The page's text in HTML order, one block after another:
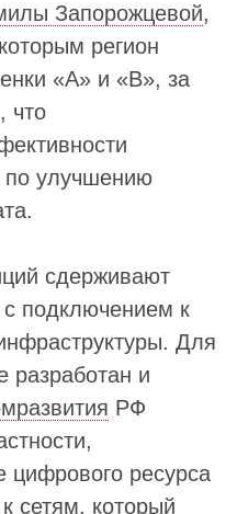
Запорожцевой,
регион
«А» и «В», за
что
улучшению
сдерживают
с подключением к
Для
разработан и
РФ
цифрового ресурса
сетям, который